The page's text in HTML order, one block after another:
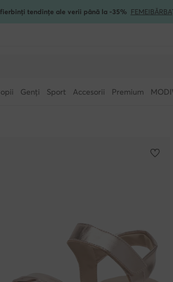
tendințe ale verii până la -35% FEMEI
Genți Sport Accesorii Premium